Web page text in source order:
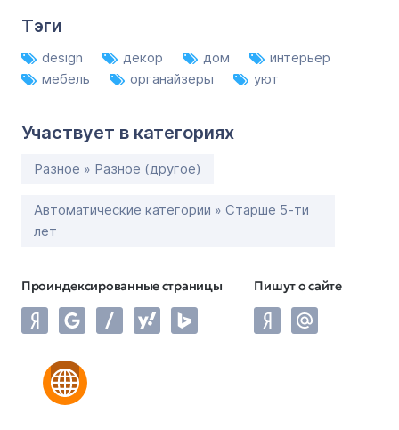
Тэги
design декор дом
интерьер
мебель
органайзеры уют
Участвует в категориях
Разное » Разное (другое)
Автоматические категории » Старше 5-ти
лет
Проиндексированные страницы Пишут о сайте